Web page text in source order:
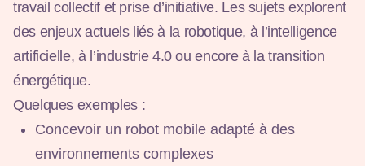
travail collectif et prise d’initiative. Les sujets explorent
des enjeux actuels liés à la robotique, à l’intelligence
artificielle, à l’industrie 4.0 ou encore à la transition
énergétique.
Quelques exemples :
Concevoir un robot mobile adapté à des
environnements complexes